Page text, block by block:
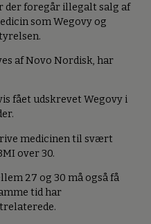
der foregår illegalt salg af
som Wegovy og
af Novo Nordisk, har
fået udskrevet Wegovy i
medicinen til svært
over 30.
27 og 30 må også få
tid har